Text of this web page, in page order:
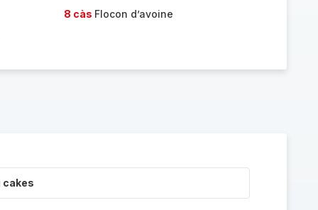
8 càs Flocon d’avoine
cakes